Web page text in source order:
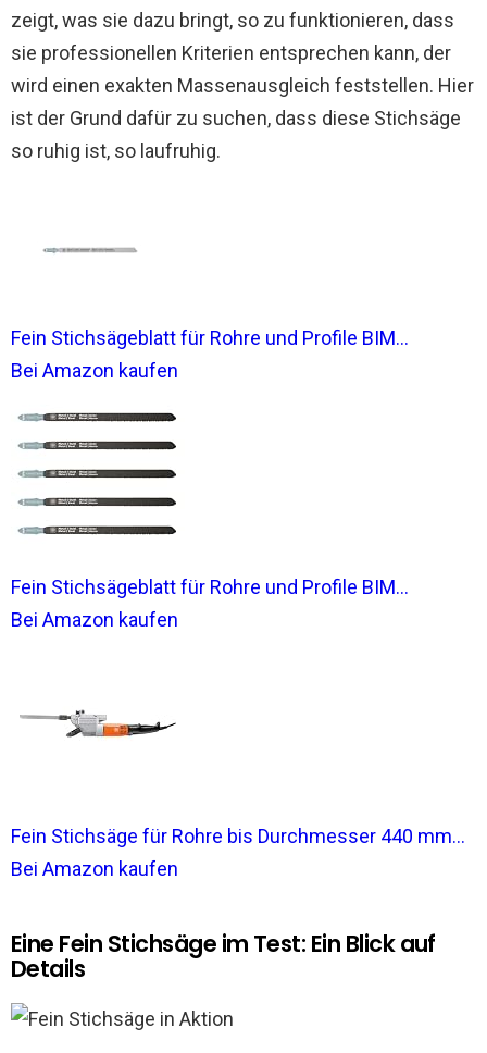
zeigt, was sie dazu bringt, so zu funktionieren, dass
sie professionellen Kriterien entsprechen kann, der
wird einen exakten Massenausgleich feststellen. Hier
ist der Grund dafür zu suchen, dass diese Stichsäge
so ruhig ist, so laufruhig.
Fein Stichsägeblatt für Rohre und Profile BIM...
Bei Amazon kaufen
Fein Stichsägeblatt für Rohre und Profile BIM...
Bei Amazon kaufen
Fein Stichsäge für Rohre bis Durchmesser 440 mm...
Bei Amazon kaufen
Eine Fein Stichsäge im Test: Ein Blick auf
Details